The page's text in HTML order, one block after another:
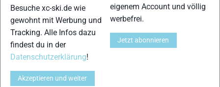
33 34
Besuche xc-ski.de wie
gewohnt mit Werbung und
Tracking. Alle Infos dazu
findest du in der
Datenschutzerklärung!
Akzeptieren und weiter
eigenem Account und völlig
werbefrei.
Jetzt abonnieren